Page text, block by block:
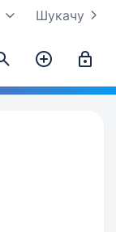
Шукачу